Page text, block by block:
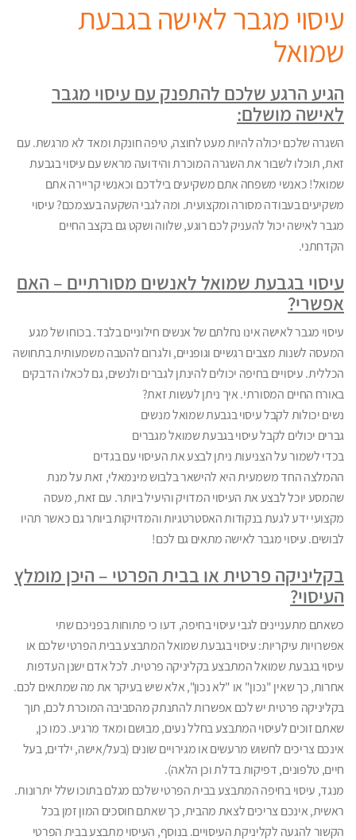
עיסוי מגבר לאישה בגבעת
שמואל
הגיע הרגע שלכם להתפנק עם עיסוי מגבר
לאישה מושלם:
השגרה שלכם יכולה להיות מעט לחוצה, טיפה חונקת ומאד לא מרגשת. עם
זאת, תוכלו לשבור את השגרה המוכרת והידועה מראש עם עיסוי בגבעת
שמואל! כאנשי משפחה אתם משקיעים בילדכם וכאנשי קריירה אתם
משקיעים בעבודה מסורה ומקצועית. ומה לגבי השקעה בעצמכם? עיסוי
מגבר לאישה יכול להעניק לכם רוגע, שלווה ושקט גם בקצב החיים
הקדחתני.
עיסוי בגבעת שמואל לאנשים מסורתיים – האם
אפשרי?
עיסוי מגבר לאישה אינו נחלתם של אנשים חילוניים בלבד. בכוחו של מגע
המעסה לשנות מצבים רגשיים וגופניים, ולגרום להטבה משמעותית בתחושה
הכללית. עיסויים בחיפה יכולים להינתן לגברים ולנשים, גם לכאלו הדבקים
באורח החיים המסורתי. איך ניתן לעשות זאת?
נשים יכולות לקבל עיסוי בגבעת שמואל מנשים
גברים יכולים לקבל עיסוי בגבעת שמואל מגברים
בכדי לשמור על הצניעות ניתן לבצע את העיסוי עם בגדים
ההמלצה החד משמעית היא להישאר בלבוש מינמאלי, זאת על מנת
שהמסע יוכל לבצע את העיסוי המדויק והיעיל ביותר. עם זאת, מעסה
מקצועי ידע לגעת בנקודות האסטרטגיות והמדויקות ביותר גם כאשר תהיו
לבושים. עיסוי מגבר לאישה מתאים גם לכם!
בקליניקה פרטית או בבית הפרטי – היכן מומלץ
העיסוי?
כשאתם מתעניינים לגבי עיסוי בחיפה, דעו כי פתוחות בפניכם שתי
אפשרויות עיקריות: עיסוי בגבעת שמואל המתבצע בבית הפרטי שלכם או
עיסוי בגבעת שמואל המתבצע בקליניקה פרטית. לכל אדם ישנן העדפות
אחרות, כך שאין "נכון" או "לא נכון", אלא שיש בעיקר את מה שמתאים לכם.
בקליניקה פרטית יש לכם אפשרות להתנתק מהסביבה המוכרת לכם, תוך
שאתם זוכים לעיסוי המתבצע בחלל נעים, מבושם ומאד מרגיע. כמו כן,
אינכם צריכים לחשוש מרעשים או מגירויים שונים (בעל/אישה, ילדים, בעל
חיים, טלפונים, דפיקות בדלת וכן הלאה).
מנגד, עיסוי בחיפה המתבצע בבית הפרטי שלכם מגלם בתוכו שלל יתרונות.
ראשית, אינכם צריכים לצאת מהבית, כך שאתם חוסכים המון זמן בכל
הקשור להגעה לקליניקת העיסויים. בנוסף, העיסוי מתבצע בבית הפרטי